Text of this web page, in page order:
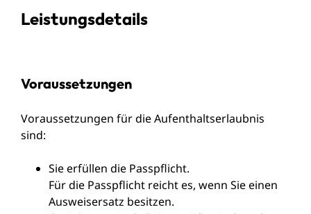
Leistungsdetails
Voraussetzungen
Voraussetzungen für die Aufenthaltserlaubnis
sind:
Sie erfüllen die Passpflicht.
Für die Passpflicht reicht es, wenn Sie einen
Ausweisersatz besitzen.